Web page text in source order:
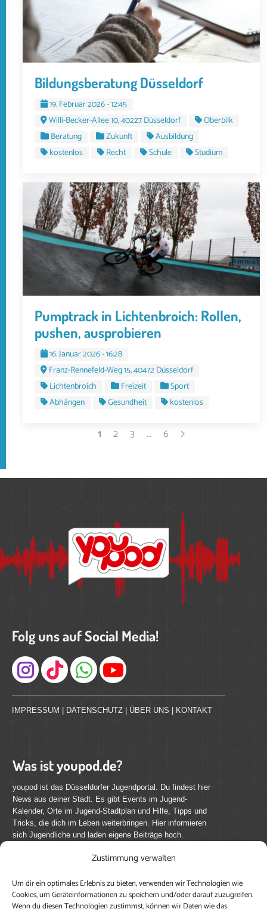
Zustimmung verwalten
Um dir ein optimales Erlebnis zu bieten, verwenden wir Technologien wie
Cookies, um Geräteinformationen zu speichern und/oder darauf zuzugreifen.
Wenn du diesen Technologien zustimmst, können wir Daten wie das
Bildungsberatung Düsseldorf
19. Februar 2026 - 12:45
Willi-Becker-Allee 10, 40227 Düsseldorf
Oberbilk
Beratung
Zukunft
Ausbildung
kostenlos
Recht Schule Studium
Pumptrack in Lichtenbroich: Rollen,
pushen, ausprobieren
16. Januar 2026 - 16:28
Franz-Rennefeld-Weg 15, 40472 Düsseldorf
Lichtenbroich
Freizeit
Sport
Abhängen
Gesundheit kostenlos
1 2 3 … 6
Folg uns auf Social Media!
Instagram
IMPRESSUM DATENSCHUTZ ÜBER UNS KONTAKT
Was ist youpod.de?
youpod ist das Düsseldorfer Jugendportal. Du findest hier
News aus deiner Stadt. Es gibt Events im Jugend-
Kalender, Orte im Jugend-Stadtplan und Hilfe, Tipps und
Tricks, die dich im Leben weiterbringen. Hier informieren
sich Jugendliche und laden eigene Beiträge hoch.
Mach mit bei youpod.de!
youpod.de lebt von Menschen wie dir. Sammel
journalistische Erfahrung, teile deine Perspektive und